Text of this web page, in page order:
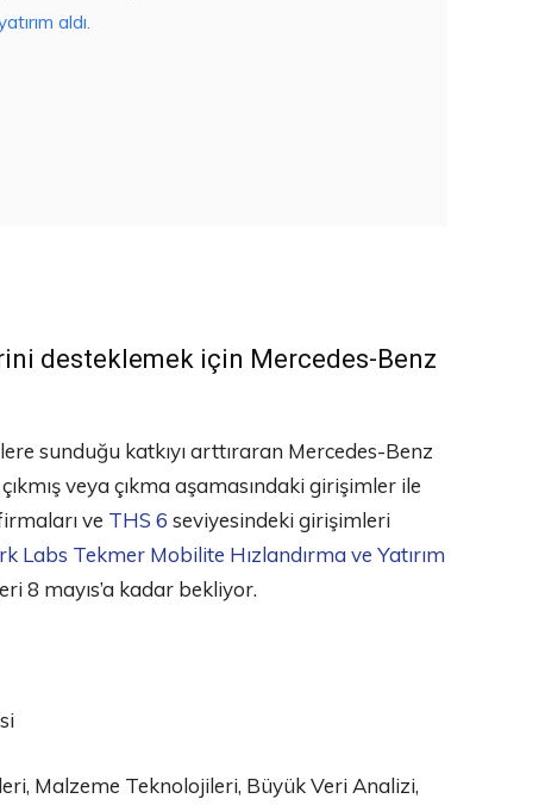
aldı.
desteklemek için Mercedes-Benz
sunduğu katkıyı arttıraran Mercedes-Benz
veya çıkma aşamasındaki girişimler ile
ve THS 6 seviyesindeki girişimleri
Labs Tekmer Mobilite Hızlandırma ve Yatırım
8 mayıs’a kadar bekliyor.
Malzeme Teknolojileri, Büyük Veri Analizi,